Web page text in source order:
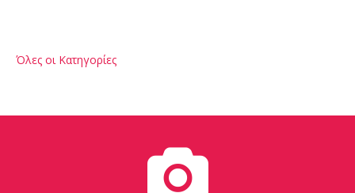
Όλες οι Κατηγορίες